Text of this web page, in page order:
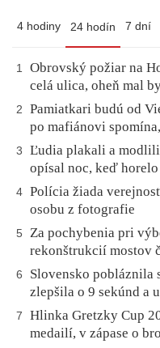
4 hodiny 24 hodín 7 dní
1
Obrovský požiar na
celá ulica, oheň mal
2
Pamiatkari budú od
po mafiánovi
3
Ľudia plakali a
opísal noc, keď
4 Polícia žiada
osobu z fotografie
5
Za pochybenia pri
rekonštrukcií mostov
6
Slovensko pobláznila
zlepšila o 9 sekúnd a
7
Hlinka Gretzky Cup
medailí, v zápase o